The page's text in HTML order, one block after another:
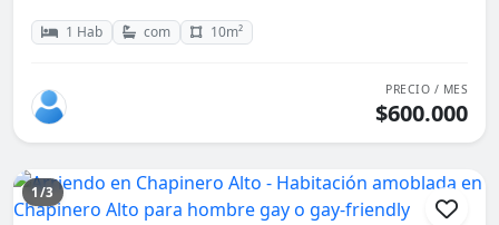
1 Hab com 10m²
PRECIO / MES
$600.000
1/3